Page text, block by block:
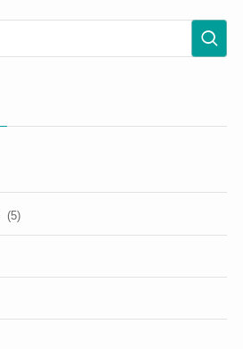
(5)